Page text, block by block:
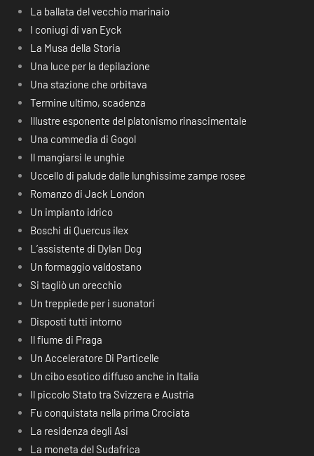
La ballata del vecchio marinaio
I coniugi di van Eyck
La Musa della Storia
Una luce per la depilazione
Una stazione che orbitava
Termine ultimo, scadenza
Illustre esponente del platonismo rinascimentale
Una commedia di Gogol
Il mangiarsi le unghie
Uccello di palude dalle lunghissime zampe rosee
Romanzo di Jack London
Un impianto idrico
Boschi di Quercus ilex
L’assistente di Dylan Dog
Un formaggio valdostano
Si tagliò un orecchio
Un treppiede per i suonatori
Disposti tutti intorno
Il fiume di Praga
Un Acceleratore Di Particelle
Un cibo esotico diffuso anche in Italia
Il piccolo Stato tra Svizzera e Austria
Fu conquistata nella prima Crociata
La residenza degli Asi
La moneta del Sudafrica